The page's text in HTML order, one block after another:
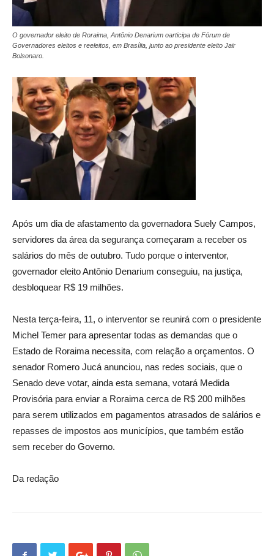
O governador eleito de Roraima, Antônio Denarium oarticipa de Fórum de
Governadores eleitos e reeleitos, em Brasília, junto ao presidente eleito Jair
Bolsonaro.
Após um dia de afastamento da governadora Suely Campos,
servidores da área da segurança começaram a receber os
salários do mês de outubro. Tudo porque o interventor,
governador eleito Antônio Denarium conseguiu, na justiça,
desbloquear R$ 19 milhões.
Nesta terça-feira, 11, o interventor se reunirá com o presidente
Michel Temer para apresentar todas as demandas que o
Estado de Roraima necessita, com relação a orçamentos. O
senador Romero Jucá anunciou, nas redes sociais, que o
Senado deve votar, ainda esta semana, votará Medida
Provisória para enviar a Roraima cerca de R$ 200 milhões
para serem utilizados em pagamentos atrasados de salários e
repasses de impostos aos municípios, que também estão
sem receber do Governo.
Da redação